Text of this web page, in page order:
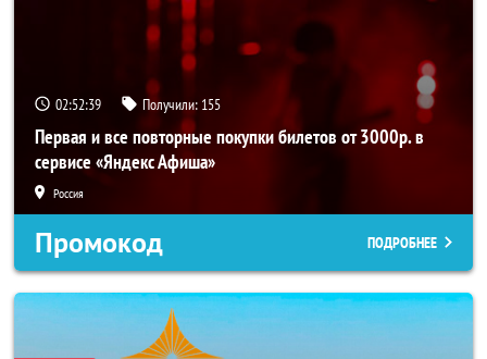
02:52:38 Получили: 155
Первая и все повторные покупки билетов от 3000р. в
сервисе «Яндекс Афиша»
Россия
Промокод ПОДРОБНЕЕ